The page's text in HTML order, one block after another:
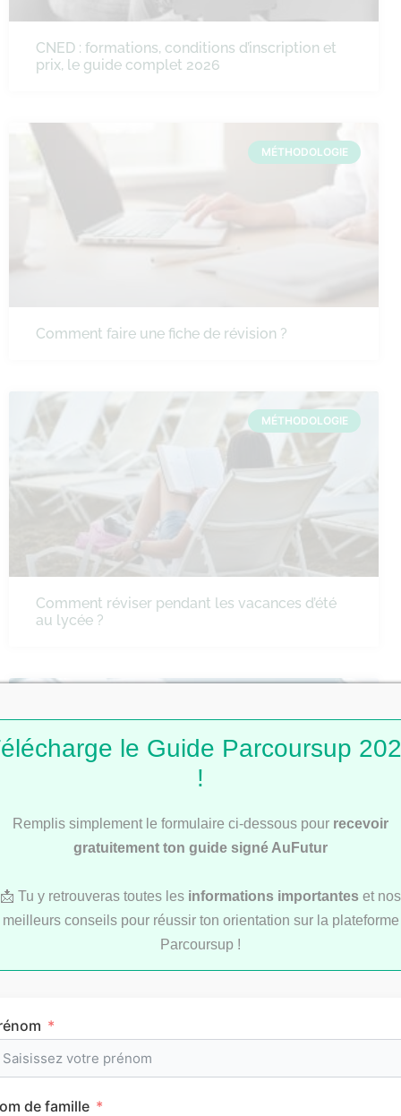
CNED : formations, conditions d’inscription et
prix, le guide complet 2026
MÉTHODOLOGIE
Comment faire une fiche de révision ?
MÉTHODOLOGIE
Comment réviser pendant les vacances d’été
au lycée ?
Service Civique : les secrets d’une bonne lettre
de motivation
Les articles les
plus consultés
le Guide Parcoursup
!
Remplis simplement le formulaire ci-dessous pour recevoir
gratuitement ton guide signé AuFutur
📩 Tu y retrouveras toutes les informations importantes et nos
meilleurs conseils pour réussir ton orientation sur la plateforme
Parcoursup !
de famille